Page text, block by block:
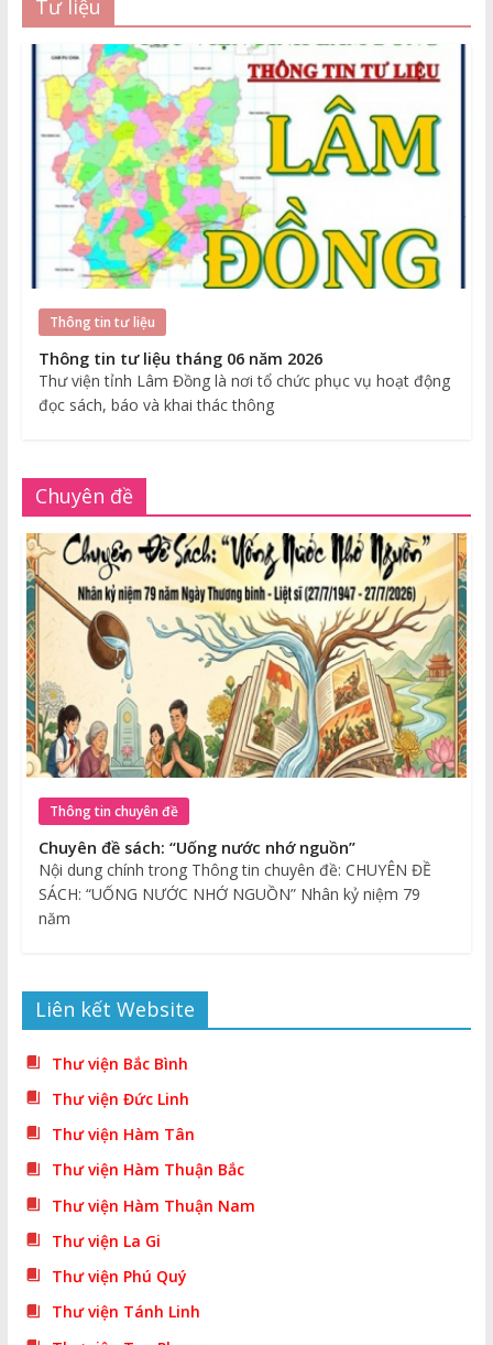
Tư liệu
Thông tin tư liệu
Thông tin tư liệu tháng 06 năm 2026
Thư viện tỉnh Lâm Đồng là nơi tổ chức phục vụ hoạt động
đọc sách, báo và khai thác thông
Chuyên đề
Thông tin chuyên đề
Chuyên đề sách: “Uống nước nhớ nguồn”
Nội dung chính trong Thông tin chuyên đề: CHUYÊN ĐỀ
SÁCH: “UỐNG NƯỚC NHỚ NGUỒN” Nhân kỷ niệm 79
năm
Liên kết Website
Thư viện Bắc Bình
Thư viện Đức Linh
Thư viện Hàm Tân
Thư viện Hàm Thuận Bắc
Thư viện Hàm Thuận Nam
Thư viện La Gi
Thư viện Phú Quý
Thư viện Tánh Linh